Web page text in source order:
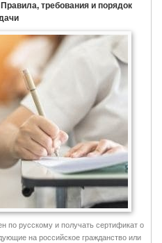
требования и порядок
по русскому и получать сертификат о
на российское гражданство или